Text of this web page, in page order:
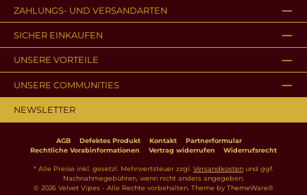
ZAHLUNGS- UND VERSANDARTEN
SICHER EINKAUFEN
UNSERE VORTEILE
UNSERE COMMUNITIES
NEWSLETTER
AGB Defektes Produkt Kontakt
Partnerformular
Rechtliche Vorabinformationen
Vertrag widerrufen Widerrufsrecht
* Alle Preise inkl. gesetzl. Mehrwertsteuer zzgl. Versandkosten und ggf.
Nachnahmegebühren, wenn nicht anders angegeben.
© 2026 Velvet Vipes - Alle Rechte vorbehalten. Theme by ThemeWare®